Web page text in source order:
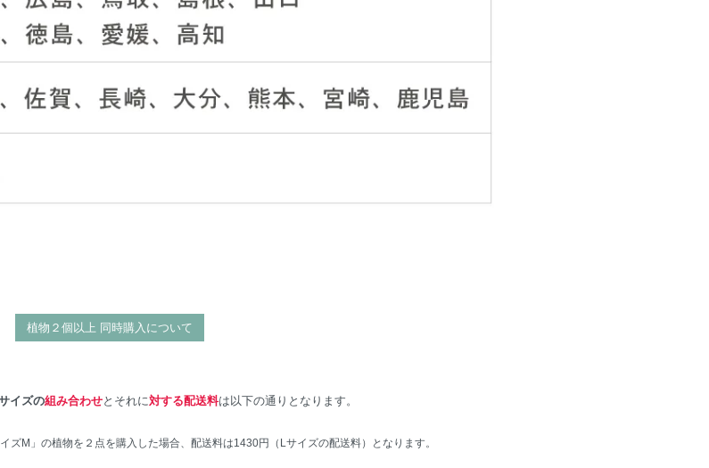
植物２個以上 同時購入について
イズの組み合わせとそれに対する配送料は以下の通りとなります。
M」の植物を２点を購入した場合、配送料は1430円（Lサイズの配送料）となります。